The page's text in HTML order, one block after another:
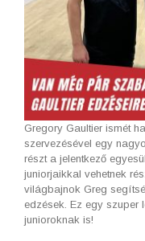
Gregory Gaultier ismét
szervezésével egy
részt a jelentkező
juniorjaikkal vehetnek
világbajnok Greg
edzések. Ez egy szuper
junioroknak is!